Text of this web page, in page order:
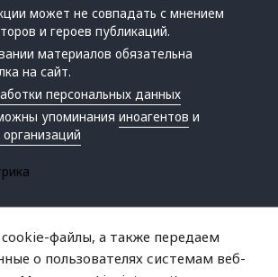
может не совпадать с мнением
и героев публикаций.
материалов обязательна
на сайт.
персональных данных
упоминанияиноагентов и
файлы, а также передаем
о пользователях системам веб-